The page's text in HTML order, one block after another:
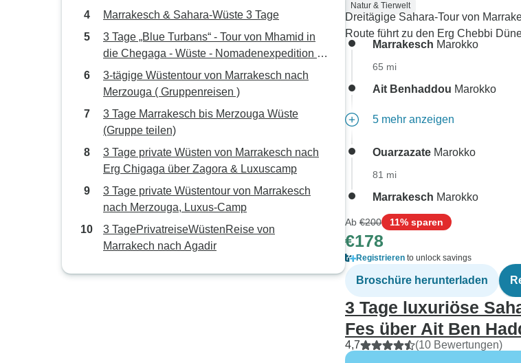
Marrakesch & Sahara-Wüste 3 Tage
3 Tage „Blue Turbans“ - Tour von Mhamid in
die Chegaga - Wüste - Nomadenexpedition zu
den Dünen des Erg Chegaga
3-tägige Wüstentour von Marrakesch nach
Merzouga ( Gruppenreisen )
3 Tage Marrakesch bis Merzouga Wüste
(Gruppe teilen)
3 Tage private Wüsten von Marrakesch nach
Erg Chigaga über Zagora & Luxuscamp
3 Tage private Wüstentour von Marrakesch
nach Merzouga, Luxus-Camp
3 TagePrivatreiseWüstenReise von
Marrakech nach Agadir
Natur & Tierwelt
Dreitägige Sahara-Tour von
Route führt zu den Erg Chebbi
Marrakesch Marokko
65 mi
Ait Benhaddou Marokko
5 mehr anzeigen
Ouarzazate Marokko
81 mi
Marrakesch Marokko
Ab €200 11% sparen
€178
Registrieren to unlock savings
Broschüre herunterladen
3 Tage luxuriöse
Fes über Ait Ben
4,7 (10 Bewertungen)